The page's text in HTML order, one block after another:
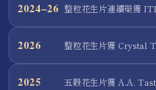
2024–26 整粒花生片連續榮獲
2026 整粒花生片獲 Crystal
2025 五穀花生片獲 A.A.